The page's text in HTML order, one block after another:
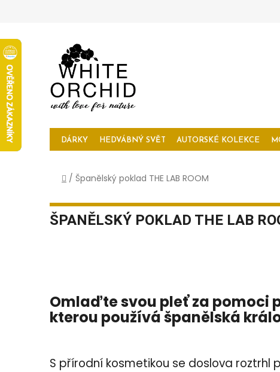
DÁRKY HEDVÁBNÝ SVĚT AUTORSKÉ KOLEKCE
Domů
/ Španělský poklad THE LAB ROOM
ŠPANĚLSKÝ POKLAD THE LAB
Omlaďte svou pleť za pomoci
kterou používášpanělská
S přírodní kosmetikou se doslova